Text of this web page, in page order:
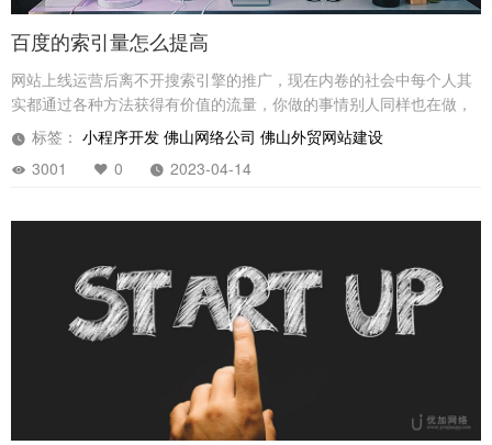
百度的索引量怎么提高
网站上线运营后离不开搜索引擎的推广，现在内卷的社会中每个人其
实都通过各种方法获得有价值的流量，你做的事情别人同样也在做，
所以未来拼的是团队、和认知了。
标签： 小程序开发 佛山网络公司 佛山外贸网站建设
3001
0 2023-04-14